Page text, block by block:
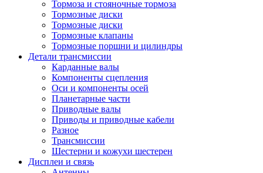
Тормоза и стояночные тормоза
Тормозные диски
Тормозные диски
Тормозные клапаны
Тормозные поршни и цилиндры
Детали трансмиссии
Карданные валы
Компоненты сцепления
Оси и компоненты осей
Планетарные части
Приводные валы
Приводы и приводные кабели
Разное
Трансмиссии
Шестерни и кожухи шестерен
Дисплеи и связь